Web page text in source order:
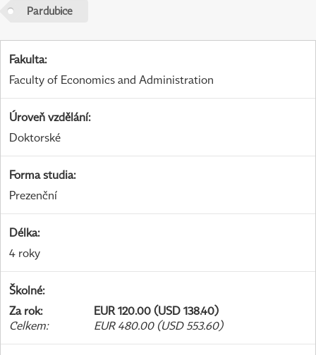
Pardubice
Fakulta:
Faculty of Economics and Administration
Úroveň vzdělání:
Doktorské
Forma studia:
Prezenční
Délka:
4 roky
Školné:
Za rok:
EUR 120.00 (USD 138.40)
Celkem: EUR 480.00 (USD 553.60)